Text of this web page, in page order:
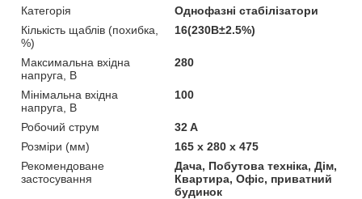
Категорія
Однофазні стабілізатори
Кількість щаблів (похибка,
%)
16(230В±2.5%)
Максимальна вхідна
напруга, В
280
Мінімальна вхідна
напруга, В
100
Робочий струм
32 A
Розміри (мм)
165 x 280 x 475
Рекомендоване
застосування
Дача, Побутова техніка, Дім,
Квартира, Офіс, приватний
будинок